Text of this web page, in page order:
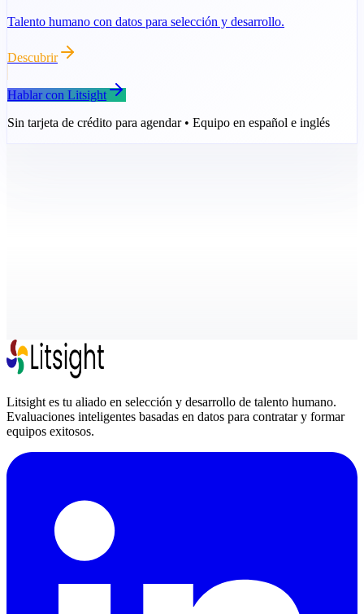
Talento humano con datos para selección y desarrollo.
Descubrir
Hablar con Litsight
Sin tarjeta de crédito para agendar • Equipo en español e inglés
Litsight es tu aliado en selección y desarrollo de talento humano.
Evaluaciones inteligentes basadas en datos para contratar y formar
equipos exitosos.